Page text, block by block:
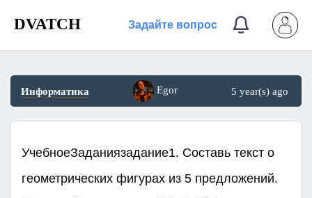
DVATCH Задайте вопрос
Информатика Egor 5 year(s) ago
УчебноеЗаданиязадание1. Составь текст о
геометрических фигурах из 5 предложений.